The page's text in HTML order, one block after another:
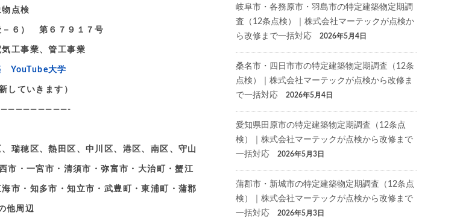
点検
６） 第６７９１７号
、管工事業
YouTube大学
していきます）
瑞穂区、熱田区、中川区、港区、南区、守山
市・一宮市・清須市・弥富市・大治町・蟹江
市・知多市・知立市・武豊町・東浦町・蒲郡
他周辺
岐阜市・各務原市・羽島市の特定建築物定期調
査（12条点検）｜株式会社マーテックが点検か
ら改修まで一括対応
2026年5月4日
桑名市・四日市市の特定建築物定期調査（12条
点検）｜株式会社マーテックが点検から改修ま
で一括対応
2026年5月4日
愛知県田原市の特定建築物定期調査（12条点
検）｜株式会社マーテックが点検から改修まで
一括対応
2026年5月3日
蒲郡市・新城市の特定建築物定期調査（12条点
検）｜株式会社マーテックが点検から改修まで
一括対応
2026年5月3日